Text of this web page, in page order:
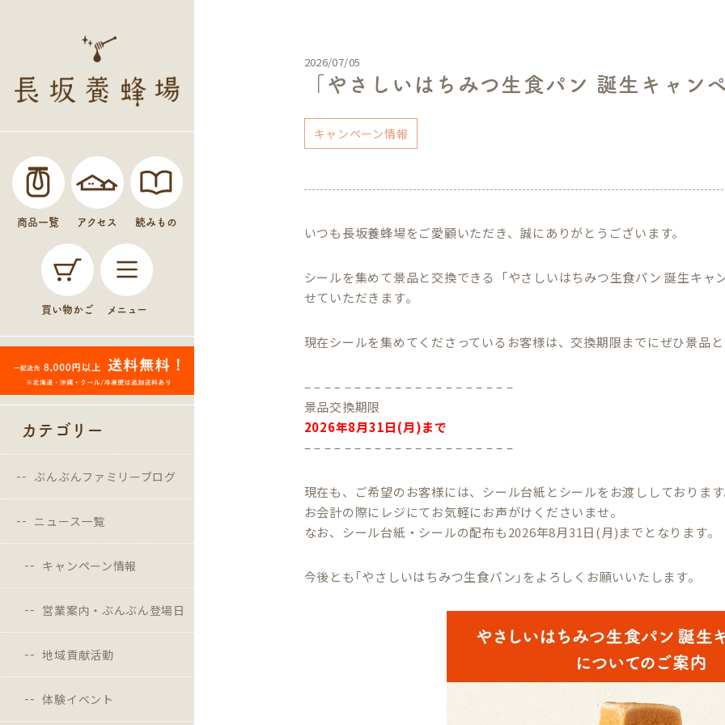
商品一覧 アクセス 読みもの
買い物かご メニュー
カテゴリー
ぶんぶんファミリーブログ
ニュース一覧
キャンペーン情報
営業案内・ぶんぶん登場日
地域貢献活動
体験イベント
2026/07/05
「やさしいはちみつ生食パン 誕生キャン
キャンペーン情報
いつも長坂養蜂場をご愛顧いただき、誠にありがとうございます。
シールを集めて景品と交換できる「やさしいはちみつ生食パン 誕生キャ
せていただきます。
現在シールを集めてくださっているお客様は、交換期限までにぜひ景品
– – – – – – – – – – – – – – – – – – – – –
景品交換期限
2026年8月31日(月)まで
– – – – – – – – – – – – – – – – – – – – –
現在も、ご希望のお客様には、シール台紙とシールをお渡ししておりま
お会計の際にレジにてお気軽にお声がけくださいませ。
なお、シール台紙・シールの配布も2026年8月31日(月)までとなります。
今後とも｢やさしいはちみつ生食パン｣をよろしくお願いいたします。